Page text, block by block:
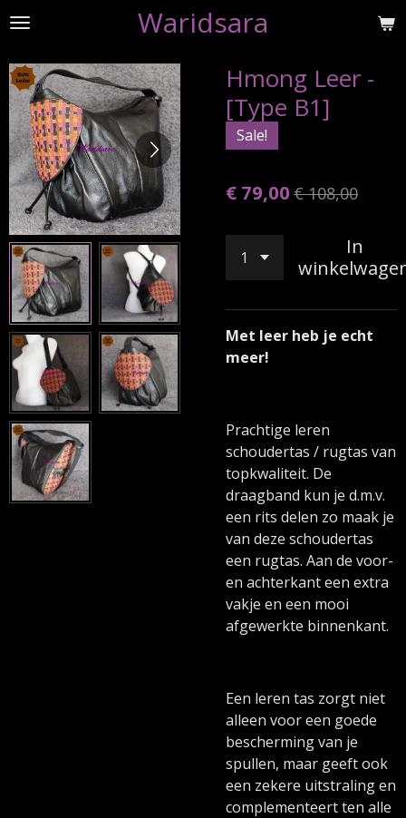
Ga
naar
de
hoofdinhoud
Waridsara
Hmong Leer -
[Type B1]
Sale!
€ 79,00 € 108,00
In
Met leer heb je echt
meer!
Prachtige leren
schoudertas / rugtas van
topkwaliteit. De
draagband kun je d.m.v.
een rits delen zo maak je
van deze schoudertas
een rugtas. Aan de voor-
en achterkant een extra
vakje en een mooi
afgewerkte binnenkant.
Een leren tas zorgt niet
alleen voor een goede
bescherming van je
spullen, maar geeft ook
een zekere uitstraling en
complementeert ten alle